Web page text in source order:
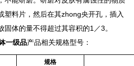
塑料片，然后在其zhong央开孔，插入
体的量不得超过其容积的1／3。
一级品产品相关规格型号：
规格